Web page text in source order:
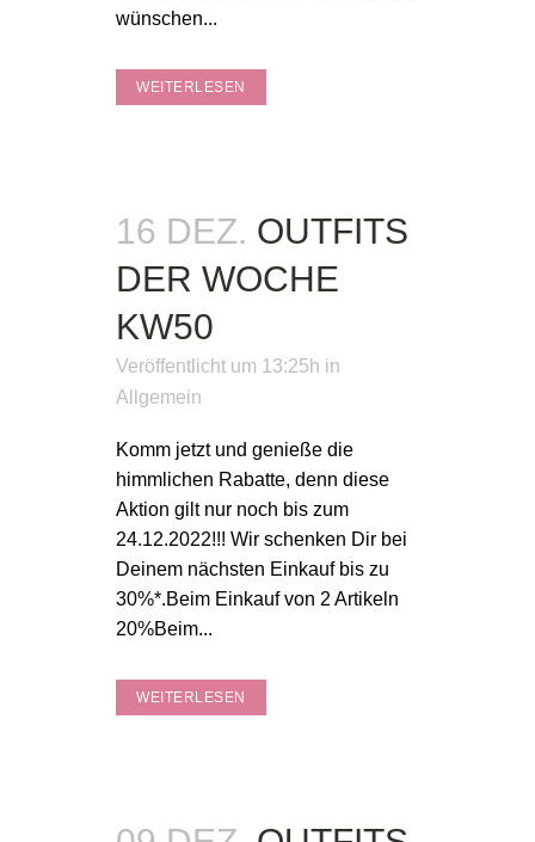
wünschen...
WEITERLESEN
16 DEZ. OUTFITS
DER WOCHE
KW50
Veröffentlicht um 13:25h in
Allgemein
Komm jetzt und genieße die
himmlichen Rabatte, denn diese
Aktion gilt nur noch bis zum
24.12.2022!!! Wir schenken Dir bei
Deinem nächsten Einkauf bis zu
30%*.Beim Einkauf von 2 Artikeln
20%Beim...
WEITERLESEN